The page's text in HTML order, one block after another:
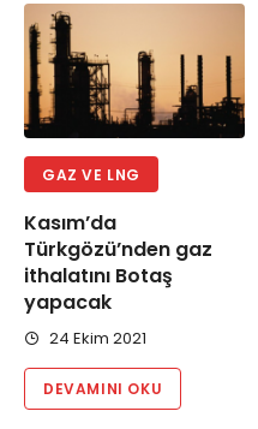
GAZ VE LNG
Kasım’da
Türkgözü’nden gaz
ithalatını Botaş
yapacak
24 Ekim 2021
DEVAMINI OKU